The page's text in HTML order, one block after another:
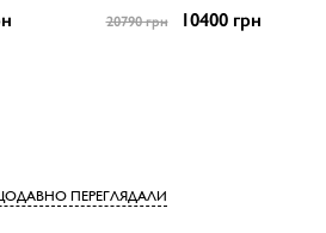
20790 грн 10400 грн
ПЕРЕГЛЯДАЛИ